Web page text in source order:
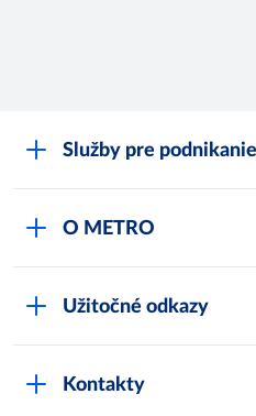
Služby pre podnikanie
O METRO
Užitočné odkazy
Kontakty